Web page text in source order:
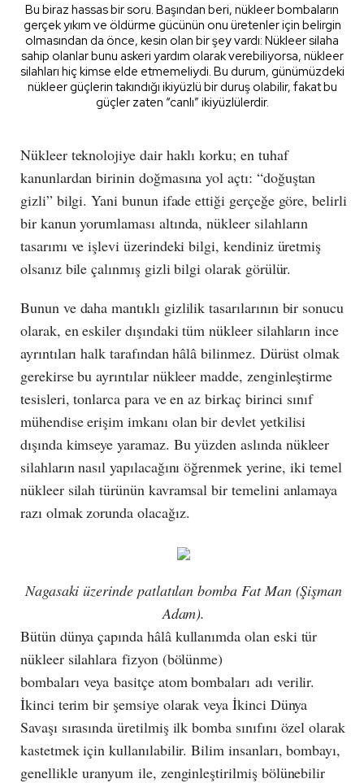
Bu biraz hassas bir soru. Başından beri, nükleer bombaların
gerçek yıkım ve öldürme gücünün onu üretenler için belirgin
olmasından da önce, kesin olan bir şey vardı: Nükleer silaha
sahip olanlar bunu askeri yardım olarak verebiliyorsa, nükleer
silahları hiç kimse elde etmemeliydi. Bu durum, günümüzdeki
nükleer güçlerin takındığı ikiyüzlü bir duruş olabilir, fakat bu
güçler zaten “canlı” ikiyüzlülerdir.
Nükleer teknolojiye dair haklı korku; en tuhaf
kanunlardan birinin doğmasına yol açtı: “doğuştan
gizli” bilgi. Yani bunun ifade ettiği gerçeğe göre, belirli
bir kanun yorumlaması altında, nükleer silahların
tasarımı ve işlevi üzerindeki bilgi, kendiniz üretmiş
olsanız bile çalınmış gizli bilgi olarak görülür.
Bunun ve daha mantıklı gizlilik tasarılarının bir sonucu
olarak, en eskiler dışındaki tüm nükleer silahların ince
ayrıntıları halk tarafından hâlâ bilinmez. Dürüst olmak
gerekirse bu ayrıntılar nükleer madde, zenginleştirme
tesisleri, tonlarca para ve en az birkaç birinci sınıf
mühendise erişim imkanı olan bir devlet yetkilisi
dışında kimseye yaramaz. Bu yüzden aslında nükleer
silahların nasıl yapılacağını öğrenmek yerine, iki temel
nükleer silah türünün kavramsal bir temelini anlamaya
razı olmak zorunda olacağız.
Nagasaki üzerinde patlatılan bomba Fat Man (Şişman
Adam).
Bütün dünya çapında hâlâ kullanımda olan eski tür
nükleer silahlara fizyon (bölünme)
bombaları veya basitçe atom bombaları adı verilir.
İkinci terim bir şemsiye olarak veya İkinci Dünya
Savaşı sırasında üretilmiş ilk bomba sınıfını özel olarak
kastetmek için kullanılabilir. Bilim insanları, bombayı,
genellikle uranyum ile, zenginleştirilmiş bölünebilir